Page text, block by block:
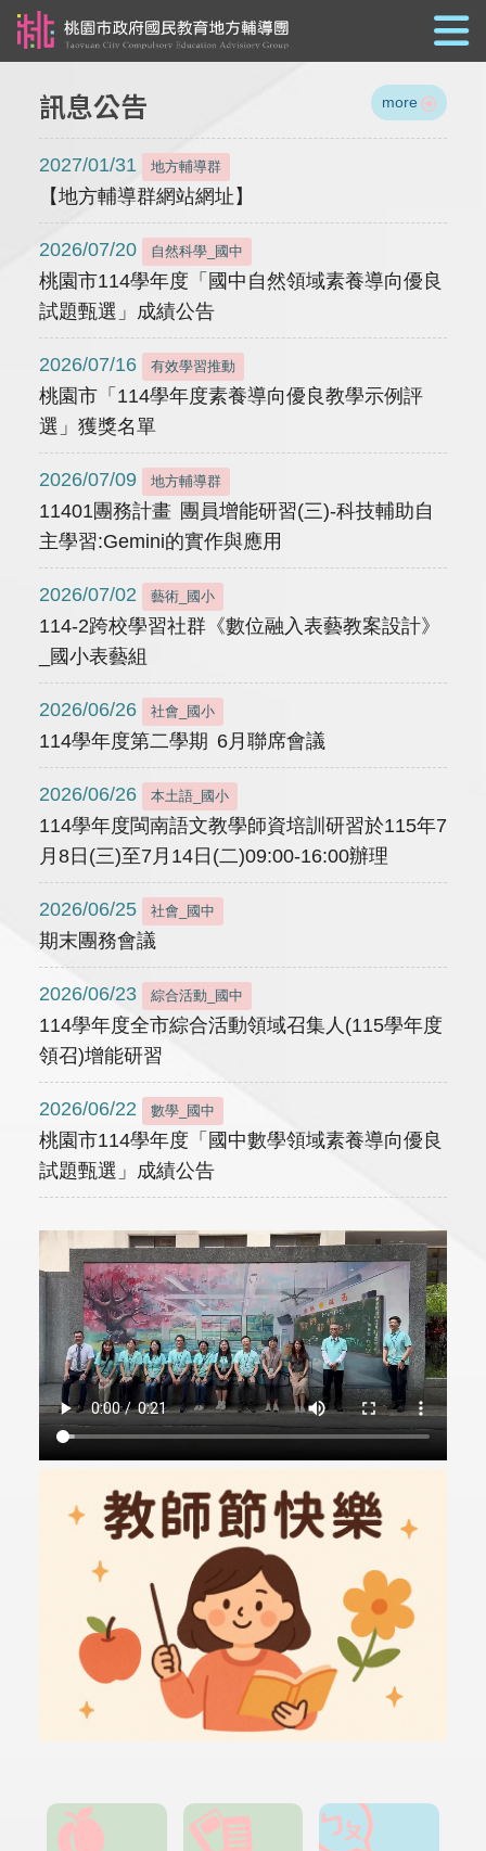
訊息公告 more
2027/01/31 地方輔導群
【地方輔導群網站網址】
2026/07/20 自然科學_國中
桃園市114學年度「國中自然領域素養導向優良
試題甄選」成績公告
2026/07/16 有效學習推動
桃園市「114學年度素養導向優良教學示例評
選」獲獎名單
2026/07/09 地方輔導群
11401團務計畫 團員增能研習(三)-科技輔助自
主學習:Gemini的實作與應用
2026/07/02 藝術_國小
114-2跨校學習社群《數位融入表藝教案設計》
_國小表藝組
2026/06/26 社會_國小
114學年度第二學期 6月聯席會議
2026/06/26 本土語_國小
114學年度閩南語文教學師資培訓研習於115年7
月8日(三)至7月14日(二)09:00-16:00辦理
2026/06/25 社會_國中
期末團務會議
2026/06/23 綜合活動_國中
114學年度全市綜合活動領域召集人(115學年度
領召)增能研習
2026/06/22 數學_國中
桃園市114學年度「國中數學領域素養導向優良
試題甄選」成績公告